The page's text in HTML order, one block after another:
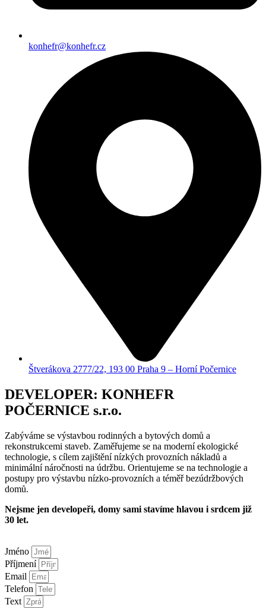
konhefr@konhefr.cz
Štverákova 2777/22, 193 00 Praha 9 – Horní Počernice
DEVELOPER: KONHEFR
POČERNICE s.r.o.
Zabýváme se výstavbou rodinných a bytových domů a
rekonstrukcemi staveb. Zaměřujeme se na moderní ekologické
technologie, s cílem zajištění nízkých provozních nákladů a
minimální náročnosti na údržbu. Orientujeme se na technologie a
postupy pro výstavbu nízko-provozních a téměř bezúdržbových
domů.
Nejsme jen developeři, domy sami stavíme hlavou i srdcem již
30 let.
Jméno
Příjmení
Email
Telefon
Text